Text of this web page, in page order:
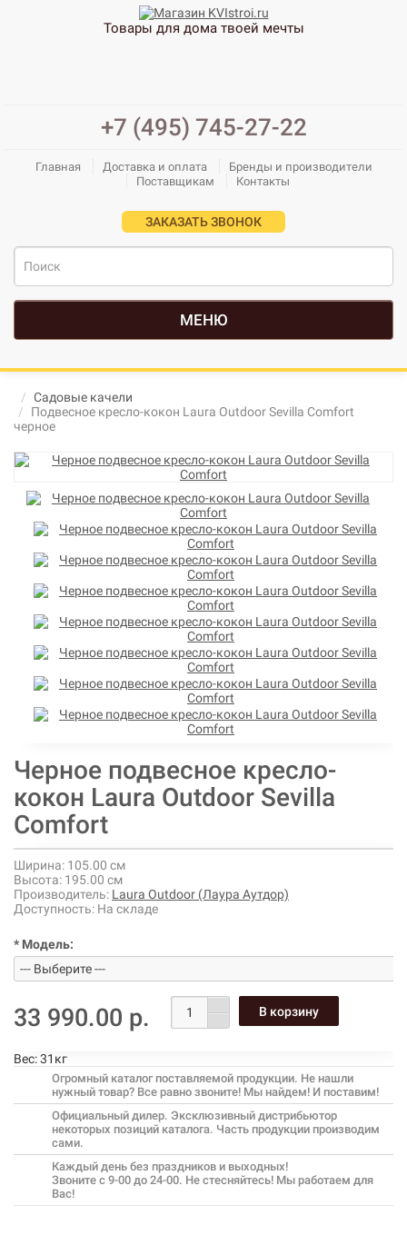
Товары для дома твоей мечты
+7 (495) 745-27-22
Главная Доставка и оплата
Бренды и производители
Поставщикам
Контакты
ЗАКАЗАТЬ ЗВОНОК
МЕНЮ
Садовые качели
Подвесное кресло-кокон Laura Outdoor Sevilla Comfort
черное
Черное подвесное кресло-
кокон Laura Outdoor Sevilla
Comfort
Ширина: 105.00 см
Высота: 195.00 см
Производитель: Laura Outdoor (Лаура Аутдор)
Доступность: На складе
* Модель:
33 990.00 р.
Вес:31кг
Огромный каталог поставляемой продукции. Не нашли
нужный товар? Все равно звоните! Мы найдем! И поставим!
Официальный дилер. Эксклюзивный дистрибьютор
некоторых позиций каталога. Часть продукции производим
сами.
Каждый день без праздников и выходных!
Звоните с 9-00 до 24-00. Не стесняйтесь! Мы работаем для
Вас!